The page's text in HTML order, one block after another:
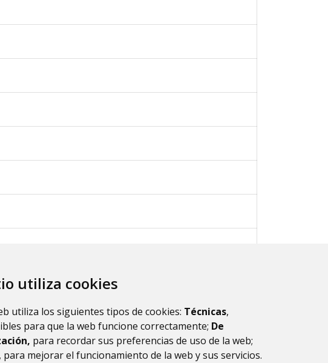
utiliza cookies
utiliza los siguientes tipos de cookies: Técnicas,
para que la web funcione correctamente; De
para recordar sus preferencias de uso de la web;
, para mejorar el funcionamiento de la web y sus servicios.
12 de 12 resultados.